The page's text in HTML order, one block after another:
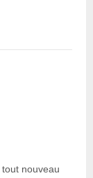
nouveau